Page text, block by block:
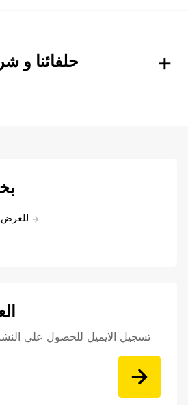
حلفائنا و
للعرض,
تسجيل الايميل للحصول علي